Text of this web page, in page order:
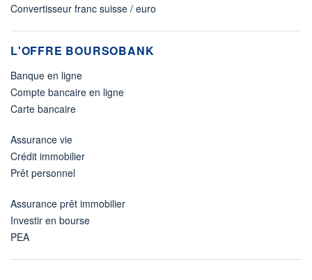
Convertisseur franc suisse / euro
L'OFFRE BOURSOBANK
Banque en ligne
Compte bancaire en ligne
Carte bancaire
Assurance vie
Crédit immobilier
Prêt personnel
Assurance prêt immobilier
Investir en bourse
PEA